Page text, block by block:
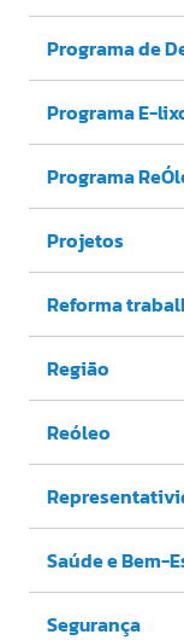
Programa de
Programa E-
Programa
Projetos
Reforma
Região
Reóleo
Saúde e Bem-
Segurança